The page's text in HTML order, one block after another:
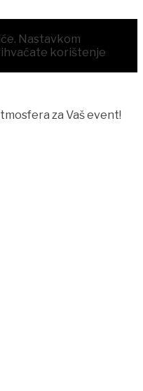
Nastavkom
korištenje
za Vaš event!